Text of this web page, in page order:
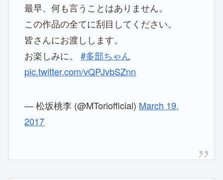
最早、何も言うことはありません。
この作品の全てに刮目してください。
皆さんにお渡しします。
お楽しみに。#多部ちゃん
pic.twitter.com/vQPJvbSZnn
— 松坂桃李 (@MToriofficial) March 19,
2017